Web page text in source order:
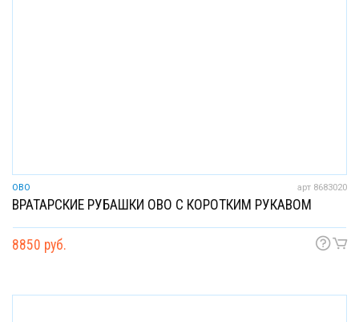
OBO арт 8683020
ВРАТАРСКИЕ РУБАШКИ OBO С КОРОТКИМ РУКАВОМ
8850 руб.